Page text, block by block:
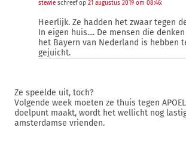
stewie schreef op 21 augustus 2019 om 08:46:
Heerlijk. Ze hadden het zwaar tegen
In eigen huis.... De mensen die
het Bayern van Nederland is hebben
gejuicht.
Ze speelde uit, toch?
Volgende week moeten ze thuis tegen
doelpunt maakt, wordt het wellicht nog
amsterdamse vrienden.